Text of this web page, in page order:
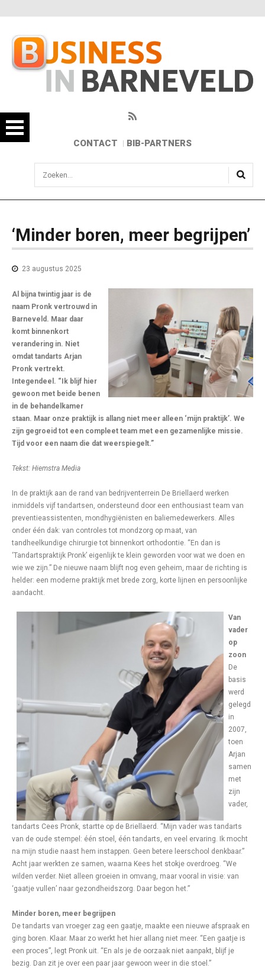
CONTACT BIB-PARTNERS
sisea.search
‘Minder boren, meer begrijpen’
23 augustus 2025
Al bijna twintig jaar is de
naam Pronk vertrouwd in
Barneveld. Maar daar
komt binnenkort
verandering in. Niet
omdat tandarts Arjan
Pronk vertrekt.
Integendeel. “Ik blijf hier
gewoon met beide benen
in de behandelkamer
staan. Maar onze praktijk is allang niet meer alleen ‘mijn praktijk’. We
zijn gegroeid tot een compleet team met een gezamenlijke missie.
Tijd voor een naam die dat weerspiegelt.”
Tekst: Hiemstra Media
In de praktijk aan de rand van bedrijventerrein De Briellaerd werken
inmiddels vijf tandartsen, ondersteund door een enthousiast team van
preventieassistenten, mondhygiënisten en baliemedewerkers. Alles
onder één dak: van controles tot mondzorg op maat, van
tandheelkundige chirurgie tot binnenkort orthodontie. “En dan is
‘Tandartspraktijk Pronk’ eigenlijk te klein geworden voor wat we doen en
wie we zijn.” De nieuwe naam blijft nog even geheim, maar de richting is
helder: een moderne praktijk met brede zorg, korte lijnen en persoonlijke
aandacht.
Van
vader
op
zoon
De
basis
werd
gelegd
in
2007,
toen
Arjan
samen
met
zijn
vader,
tandarts Cees Pronk, startte op de Briellaerd. “Mijn vader was tandarts
van de oude stempel: één stoel, één tandarts, en veel ervaring. Ik mocht
na mijn studie naast hem instappen. Geen betere leerschool denkbaar.”
Acht jaar werkten ze samen, waarna Kees het stokje overdroeg. “We
wilden verder. Niet alleen groeien in omvang, maar vooral in visie: van
‘gaatje vullen’ naar gezondheidszorg. Daar begon het.”
Minder boren, meer begrijpen
De tandarts van vroeger zag een gaatje, maakte een nieuwe afspraak en
ging boren. Klaar. Maar zo werkt het hier allang niet meer. “Een gaatje is
een proces”, legt Pronk uit. “En als je de oorzaak niet aanpakt, blijf je
bezig. Dan zit je over een paar jaar gewoon weer in die stoel.”